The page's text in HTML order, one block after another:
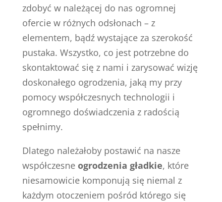
zdobyć w należącej do nas ogromnej
ofercie w różnych odsłonach – z
elementem, bądź wystające za szerokość
pustaka. Wszystko, co jest potrzebne do
skontaktować się z nami i zarysować wizję
doskonałego ogrodzenia, jaką my przy
pomocy współczesnych technologii i
ogromnego doświadczenia z radością
spełnimy.
Dlatego należałoby postawić na nasze
współczesne ogrodzenia gładkie, które
niesamowicie komponują się niemal z
każdym otoczeniem pośród którego się